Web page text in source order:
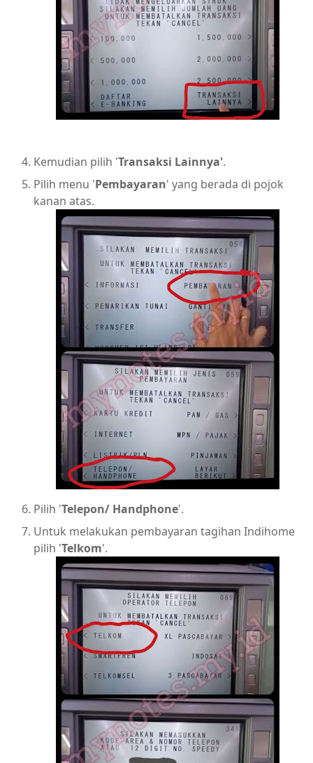
Kemudian pilih 'Transaksi Lainnya'.
Pilih menu 'Pembayaran' yang berada di pojok
kanan atas.
Pilih 'Telepon/ Handphone'.
Untuk melakukan pembayaran tagihan Indihome
pilih 'Telkom'.